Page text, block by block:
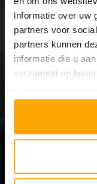
informatie over uw
partners voor
partners kunnen
informatie die u
verzameld op
type="lead"]